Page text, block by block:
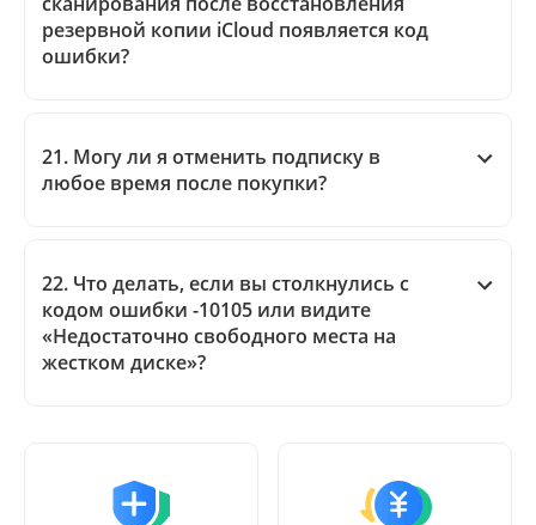
резервной копии iCloud появляется код
ошибки?
21. Могу ли я отменить подписку в
любое время после покупки?
22. Что делать, если вы столкнулись с
кодом ошибки -10105 или видите
«Недостаточно свободного места на
жестком диске»?